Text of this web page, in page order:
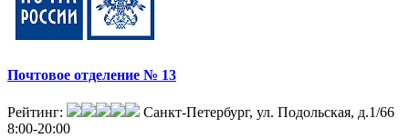
Почтовое отделение № 13
Рейтинг:
Санкт-Петербург, ул. Подольская, д.1/66
8:00-20:00